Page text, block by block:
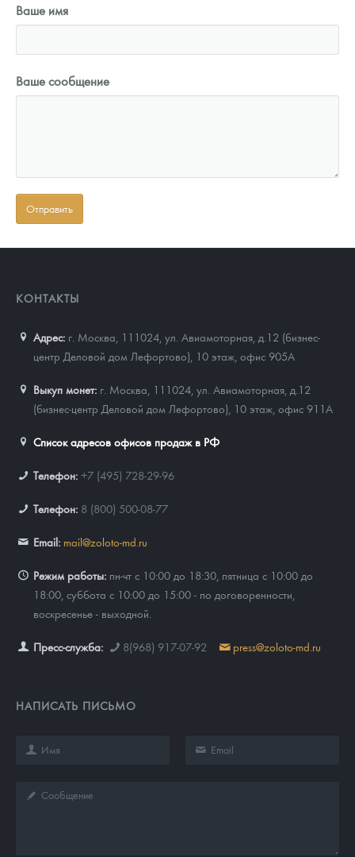
Ваше имя
Ваше сообщение
КОНТАКТЫ
Адрес: г. Москва, 111024 ул. Авиамоторная, д.12 (бизнес-
центр Деловой дом Лефортово), 10 этаж, офис 905А
Выкуп монет: г. Москва, 111024, ул. Авиамоторная, д.12
(бизнес-центр Деловой дом Лефортово), 10 этаж, офис 911А
Список адресов офисов продаж в РФ
Телефон: +7 (495) 728-29-96
Телефон: 8 (800) 500-08-77
Email: mail@zoloto-md.ru
Режим работы: пн-чт с 10:00 до 18:30, пятница с 10:00 до
18:00, суббота с 10:00 до 15:00 - по договоренности,
воскресенье - выходной.
Пресс-служба: 8(968) 917-07-92 press@zoloto-md.ru
НАПИСАТЬ ПИСЬМО